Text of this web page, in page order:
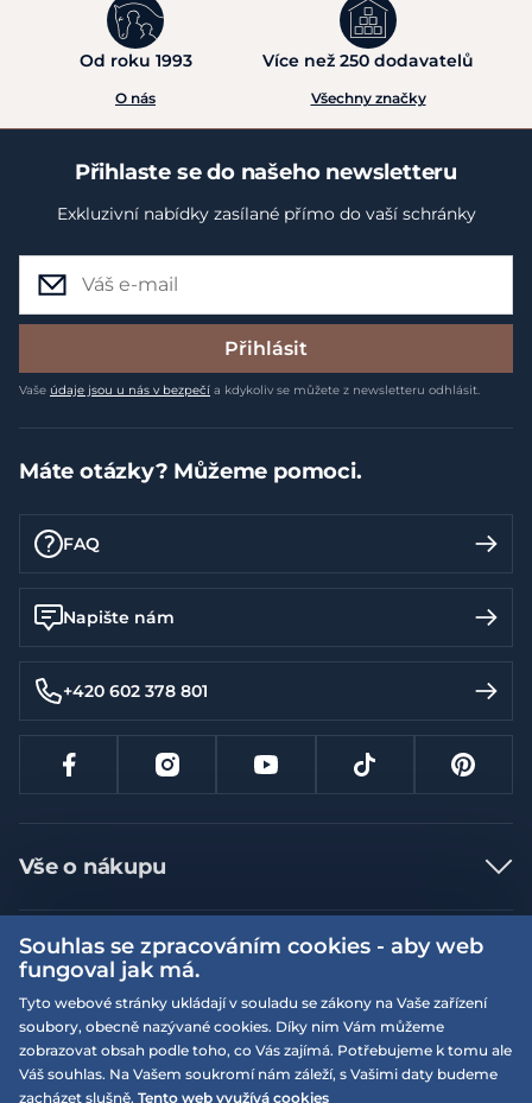
Od roku 1993
O nás
Více než 250 dodavatelů
Všechny značky
Přihlaste se do našeho newsletteru
Exkluzivní nabídky zasílané přímo do vaší schránky
Přihlásit
Vaše údaje jsou u nás v bezpečí a kdykoliv se můžete z newsletteru odhlásit.
Máte otázky? Můžeme pomoci.
FAQ
Napište nám
+420 602 378 801
Vše o nákupu
Jak nakupovat
Nejčastější dotazy
Doprava a platba
Vrácení a výměna zboží
Reklamace
Více informací
Obchodní podmínky
Podmínky EQS věrnostního klubu
On-line katalogy
Naše prodejny
EQS Rudná
Souhlas se zpracováním cookies - aby web
fungoval jak má.
Tyto webové stránky ukládají v souladu se zákony na Vaše zařízení
soubory, obecně nazývané cookies. Díky nim Vám můžeme
zobrazovat obsah podle toho, co Vás zajímá. Potřebujeme k tomu ale
Váš souhlas. Na Vašem soukromí nám záleží, s Vašimi daty budeme
zacházet slušně. Tento web využívá cookies